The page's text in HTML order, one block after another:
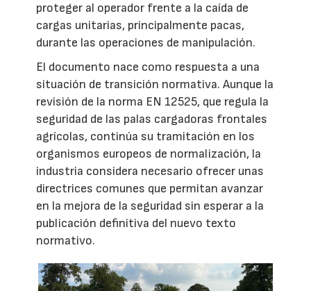
proteger al operador frente a la caída de
cargas unitarias, principalmente pacas,
durante las operaciones de manipulación.
El documento nace como respuesta a una
situación de transición normativa. Aunque la
revisión de la norma EN 12525, que regula la
seguridad de las palas cargadoras frontales
agrícolas, continúa su tramitación en los
organismos europeos de normalización, la
industria considera necesario ofrecer unas
directrices comunes que permitan avanzar
en la mejora de la seguridad sin esperar a la
publicación definitiva del nuevo texto
normativo.